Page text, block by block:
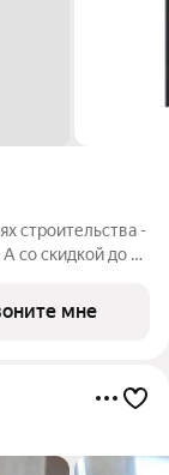
строительства -
со скидкой до 2
забрать Ваш
мне